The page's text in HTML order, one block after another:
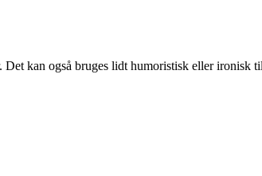
kan også bruges lidt humoristisk eller ironisk